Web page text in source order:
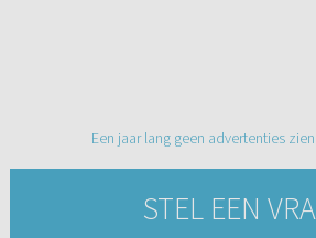
Een jaar lang geen advertenties
STEL EEN